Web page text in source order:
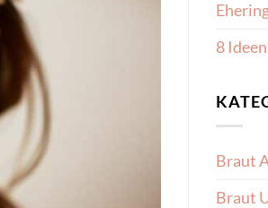
8
Braut
Braut